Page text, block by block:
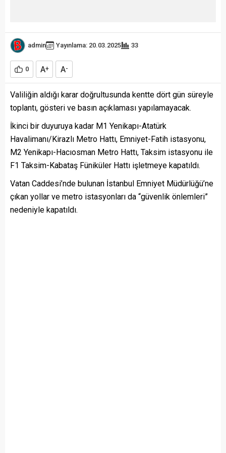
admin Yayınlama: 20.03.2025 33
0 A+ A-
Valiliğin aldığı karar doğrultusunda kentte dört gün süreyle
toplantı, gösteri ve basın açıklaması yapılamayacak.
İkinci bir duyuruya kadar M1 Yenikapı-Atatürk
Havalimanı/Kirazlı Metro Hattı, Emniyet-Fatih istasyonu,
M2 Yenikapı-Hacıosman Metro Hattı, Taksim istasyonu ile
F1 Taksim-Kabataş Füniküler Hattı işletmeye kapatıldı.
Vatan Caddesi’nde bulunan İstanbul Emniyet Müdürlüğü’ne
çıkan yollar ve metro istasyonları da “güvenlik önlemleri”
nedeniyle kapatıldı.